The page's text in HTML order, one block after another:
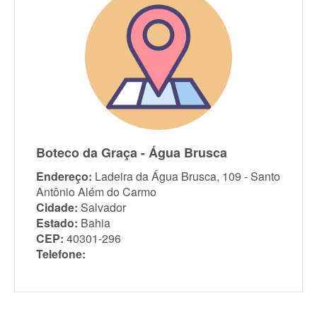
Boteco da Graça - Água Brusca
Endereço: Ladeira da Água Brusca, 109 - Santo
Antônio Além do Carmo
Cidade: Salvador
Estado: Bahia
CEP: 40301-296
Telefone: